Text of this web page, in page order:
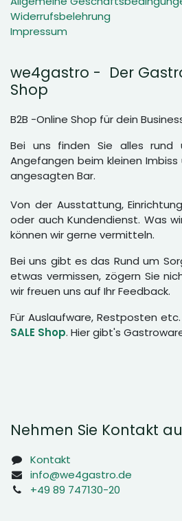
Widerrufsbelehrung
Impressum
we4gastro - Der
Shop
B2B -Online Shop für dein
Bei uns finden Sie alles rund
Angefangen beim kleinen Imbiss
angesagten Bar.
Von der Ausstattung,
oder auch Kundendienst. Was
können wir gerne vermitteln.
Bei uns gibt es das Rund um
etwas vermissen, zögern Sie
wir freuen uns auf Ihr Feedback.
Für Auslaufware, Restposten
SALE Shop. Hier gibt's
Nehmen Sie Kontakt
Kontakt
info@we4gastro.de
+49 89 747130-20